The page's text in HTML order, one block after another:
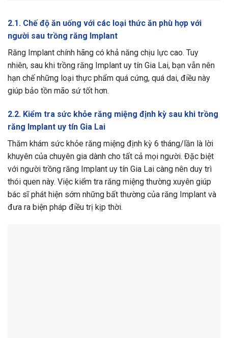
2.1. Chế độ ăn uống với các loại thức ăn phù hợp với
người sau trồng răng Implant
Răng Implant chính hãng có khả năng chịu lực cao. Tuy
nhiên, sau khi trồng răng Implant uy tín Gia Lai, bạn vẫn nên
hạn chế những loại thực phẩm quá cứng, quá dai, điều này
giúp bảo tồn mão sứ tốt hơn.
2.2. Kiểm tra sức khỏe răng miệng định kỳ sau khi trồng
răng Implant uy tín Gia Lai
Thăm khám sức khỏe răng miệng định kỳ 6 tháng/lần là lời
khuyên của chuyên gia dành cho tất cả mọi người. Đặc biệt
với người trồng răng Implant uy tín Gia Lai càng nên duy trì
thói quen này. Việc kiểm tra răng miệng thường xuyên giúp
bác sĩ phát hiện sớm những bất thường của răng Implant và
đưa ra biện pháp điều trị kịp thời.